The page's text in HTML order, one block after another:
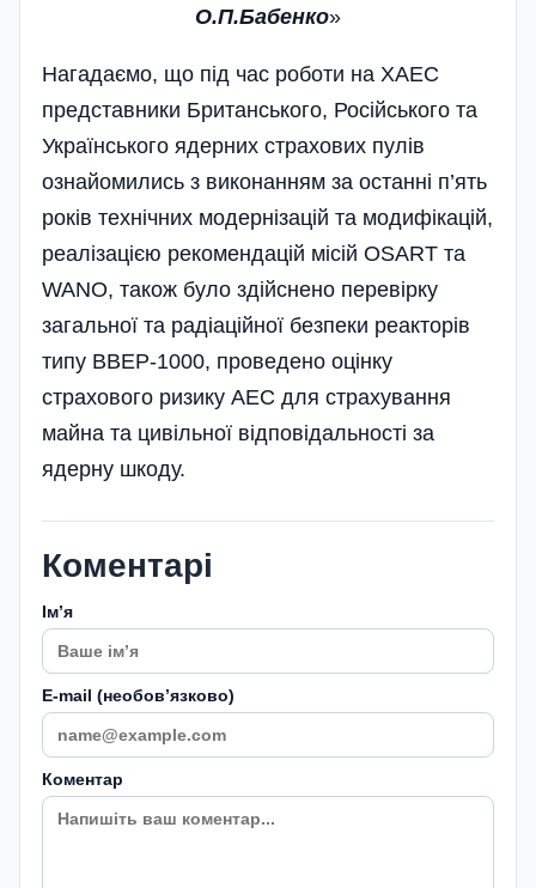
О.П.Бабенко»
Нагадаємо, що під час роботи на ХАЕС
представники Британського, Російського та
Українського ядерних страхових пулів
ознайомились з виконанням за останні п’ять
років технічних модерні­зацій та модифікацій,
реалізацією рекомендацій місій OSART та
WANO, також було здійснено перевірку
загальної та радіаційної безпеки реакторів
типу ВВЕР-1000, проведено оцінку
страхового ризику АЕС для страхування
майна та цивільної відповідальності за
ядерну шкоду.
Коментарі
Імʼя
E-mail (необовʼязково)
Коментар